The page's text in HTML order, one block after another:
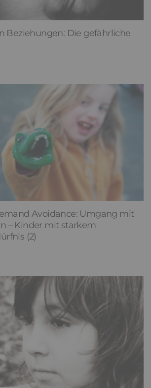
Beziehungen: Die gefährliche
Avoidance: Umgang mit
– Kinder mit starkem
(2)